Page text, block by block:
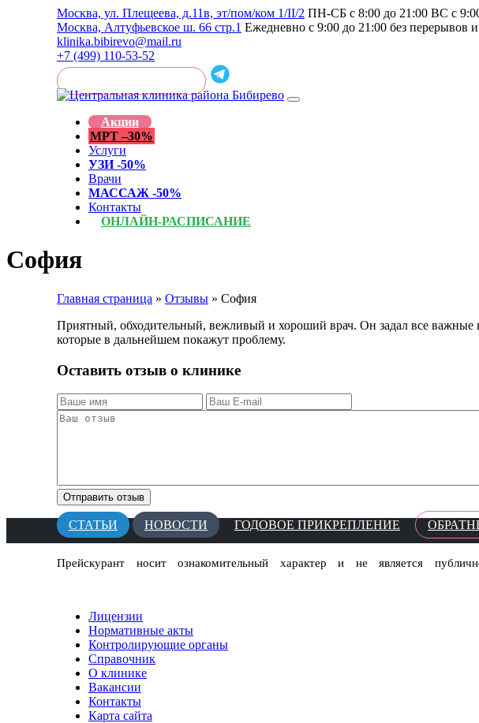
Москва, ул. Плещеева, д.11в, эт/пом/ком 1/II/2 ПН-СБ с 8:00 до 21:00 ВС с
Москва, Алтуфьевское ш. 66 стр.1 Ежедневно с 9:00 до 21:00 без перерывов
klinika.bibirevo@mail.ru
+7 (499) 110-53-52
Акции
МРТ –30%
Услуги
УЗИ -50%
Врачи
МАССАЖ -50%
Контакты
ОНЛАЙН-РАСПИСАНИЕ
София
Главная страница » Отзывы » София
Приятный, обходительный, вежливый и хороший врач. Он задал все важные
которые в дальнейшем покажут проблему.
Оставить отзыв о клинике
СТАТЬИ НОВОСТИ ГОДОВОЕ ПРИКРЕПЛЕНИЕ
Прейскурант носит ознакомительный характер и не является
Лицензии
Нормативные акты
Контролирующие органы
Справочник
О клинике
Вакансии
Контакты
Карта сайта